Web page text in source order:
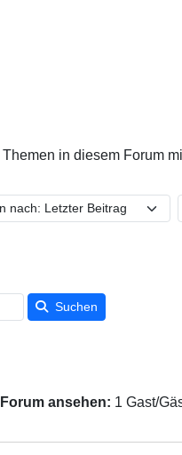
in diesem Forum
Suchen
ansehen: 1 Gast/